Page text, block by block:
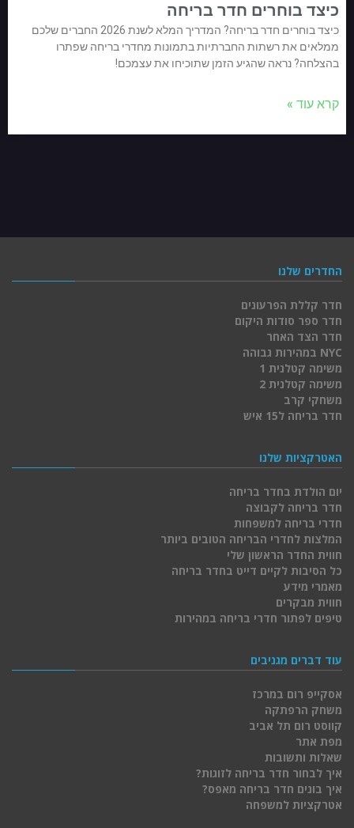
כיצד בוחרים חדר בריחה
כיצד בוחרים חדר בריחה? המדריך המלא לשנת 2026 החברים שלכם
ממלאים את רשתות החברתיות בתמונות מחדרי בריחה שפתרו
בהצלחה? נראה שהגיע הזמן שתוכיחו את עצמכם!
קרא עוד »
החדרים שלנו
חדר קללת הפרעונים
חדר ספר סודות היקום
חדר הצד האחר
NYC במהירות גבוהה
משימה קטלנית 1
משימה קטלנית 2
משחקי קרב
חדר בריחה ל15 איש
האטרקציות שלנו
יום הולדת בחדר בריחה
חדר בריחה לקבוצה
חדרי בריחה למשפחות
המלצות לחדרי הבריחה הטובים ביותר
חווית החדר הראשון שלי
כל הסיבות לקיים דייט בחדר בריחה
מאמרי מידע
חווית מבקרים
טיפים לפתור חדרי בריחה במהירות
עוד דברים מגניבים
אסקייפ רום במרכז
משחק הרפתקה
קווסט רום תל אביב
מפת אתר
שאלות ותשובות
איך לבחור חדר בריחה לזוגות?
איך בונים חדר בריחה מאפס?
אטרקציות למשפחה